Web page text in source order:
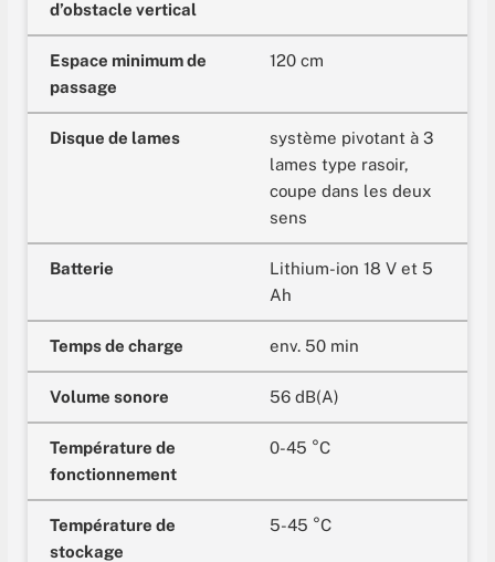
d’obstacle vertical
Espace minimum de
passage
120 cm
Disque de lames
système pivotant à 3
lames type rasoir,
coupe dans les deux
sens
Batterie
Lithium-ion 18 V et 5
Ah
Temps de charge env. 50 min
Volume sonore 56 dB(A)
Température de
fonctionnement
0-45 °C
Température de
stockage
5-45 °C